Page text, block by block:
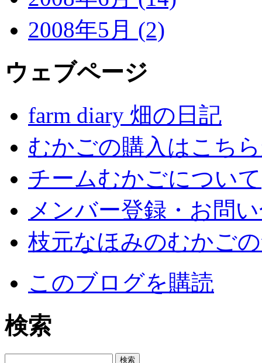
2008年5月 (2)
ウェブページ
farm diary 畑の日記
むかごの購入はこち
チームむかごについて
メンバー登録・お問
枝元なほみのむかご
このブログを購読
検索